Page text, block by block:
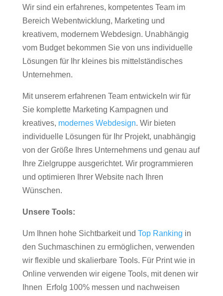
Wir sind ein erfahrenes, kompetentes Team im
Bereich Webentwicklung, Marketing und
kreativem, modernem Webdesign. Unabhängig
vom Budget bekommen Sie von uns individuelle
Lösungen für Ihr kleines bis mittelständisches
Unternehmen.
Mit unserem erfahrenen Team entwickeln wir für
Sie komplette Marketing Kampagnen und
kreatives, modernes Webdesign. Wir bieten
individuelle Lösungen für Ihr Projekt, unabhängig
von der Größe Ihres Unternehmens und genau auf
Ihre Zielgruppe ausgerichtet. Wir programmieren
und optimieren Ihrer Website nach Ihren
Wünschen.
Unsere Tools:
Um Ihnen hohe Sichtbarkeit und Top Ranking in
den Suchmaschinen zu ermöglichen, verwenden
wir flexible und skalierbare Tools. Für Print wie in
Online verwenden wir eigene Tools, mit denen wir
Ihnen Erfolg 100% messen und nachweisen